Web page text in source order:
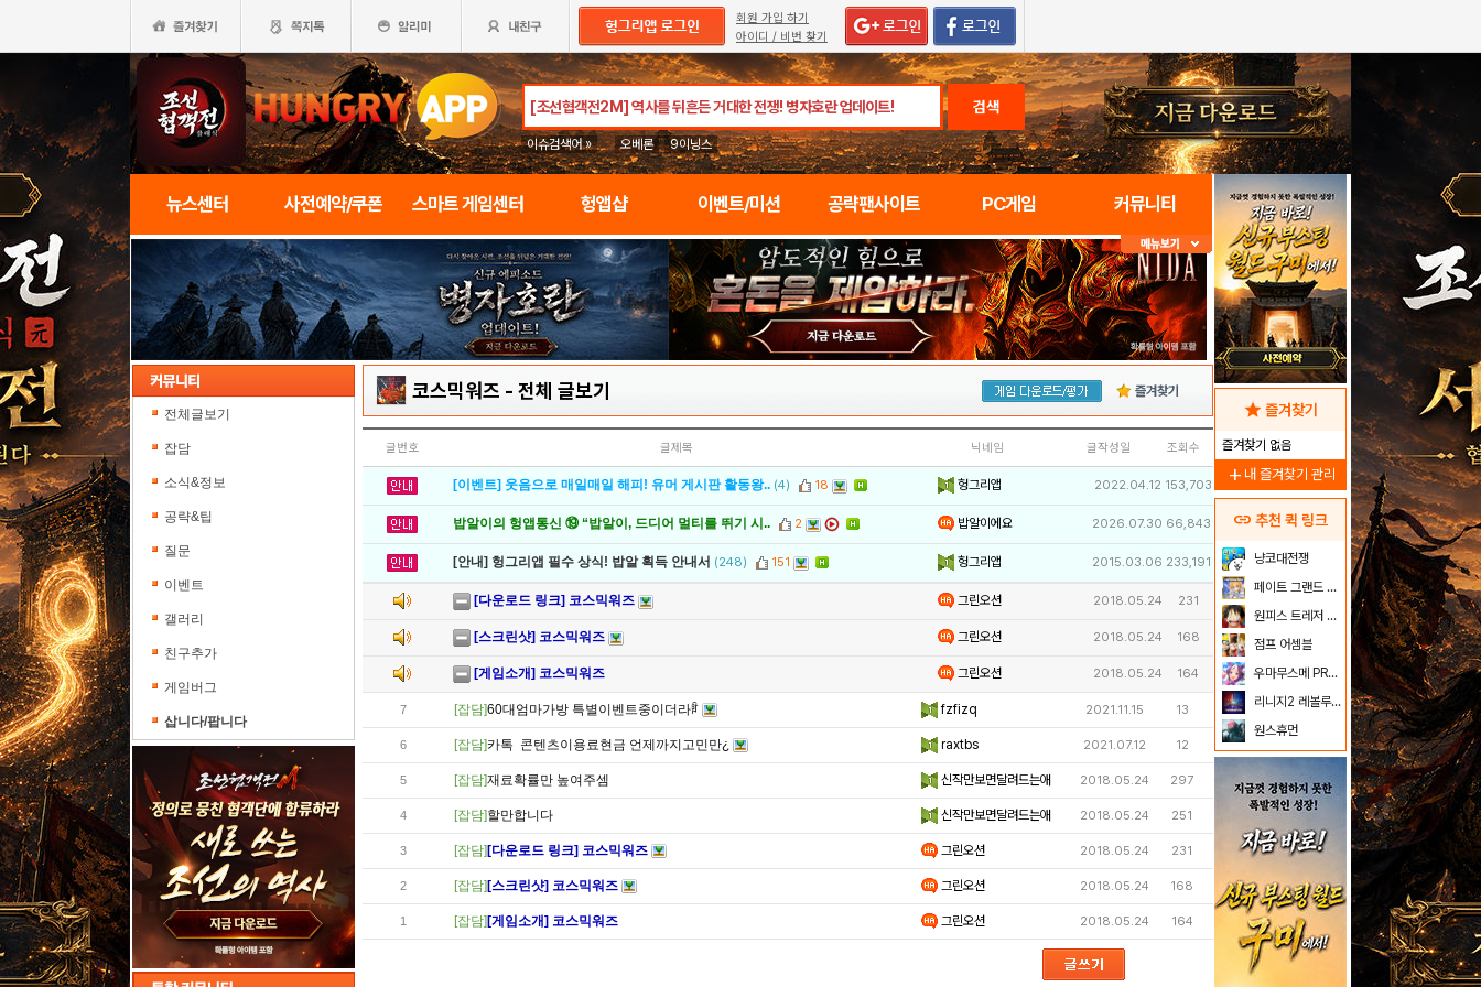
회원 가입 하기
아이디 / 비번 찾기
검색
이슈검색어 » 오베론 9이닝스
뉴스센터 사전예약/쿠폰 스마트 게임센터 헝앱샵 이벤트/미션 공략팬사이트 PC게임 커뮤니티
전체글보기
잡담
소식&정보
공략&팁
질문
이벤트
갤러리
친구추가
게임버그
삽니다/팝니다
코스믹워즈 - 전체 글보기 즐겨찾기
글번호 글제목 닉네임 글작성일 조회수
[이벤트] 웃음으로 매일매일 해피! 유머 게시판 활동왕.. (4) 18 헝그리앱 2022.04.12 153,703
밥알이의 헝앱통신 ⑲ “밥알이, 드디어 멀티를 뛰기 시.. 2 밥알이에요 2026.07.30 66,843
[안내] 헝그리앱 필수 상식! 밥알 획득 안내서 (248) 151 헝그리앱 2015.03.06 233,191
[다운로드 링크] 코스믹워즈 그린오션 2018.05.24 231
[스크린샷] 코스믹워즈 그린오션 2018.05.24 168
[게임소개] 코스믹워즈 그린오션 2018.05.24 164
7 [잡담]60대엄마가방 특별이벤트중이더라ꆋ fzfizq 2021.11.15 13
6 [잡담]카톡 콘텐츠이용료현금 언제까지고민만¿ raxtbs 2021.07.12 12
5 [잡담]재료확률만 높여주셈 신작만보면달려드는애 2018.05.24 297
4 [잡담]할만합니다 신작만보면달려드는애 2018.05.24 251
3 [잡담] [다운로드 링크] 코스믹워즈 그린오션 2018.05.24 231
2 [잡담] [스크린샷] 코스믹워즈 그린오션 2018.05.24 168
1 [잡담] [게임소개] 코스믹워즈 그린오션 2018.05.24 164
star 즐겨찾기
즐겨찾기 없음
add 내 즐겨찾기 관리
link 추천 퀵 링크
냥코대전쟁
페이트 그랜드 오더
원피스 트레저 크루즈
점프 어셈블
우마무스메 PRETTY DERBY
리니지2 레볼루션
원스휴먼